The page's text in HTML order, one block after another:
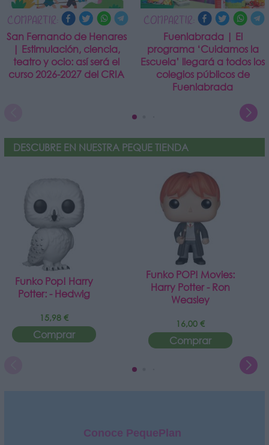
COMPARTIR:
San Fernando de Henares
| Estimulación, ciencia,
teatro y ocio: así será el
curso 2026-2027 del CRIA
COMPARTIR:
Fuenlabrada | El
programa ‘Cuidamos la
Escuela’ llegará a todos los
colegios públicos de
Fuenlabrada
DESCUBRE EN NUESTRA PEQUE TIENDA
Funko Pop! Harry
Potter: - Hedwig
15,98 €
Comprar
Funko POP! Movies:
Harry Potter - Ron
Weasley
16,00 €
Comprar
Conoce PequePlan